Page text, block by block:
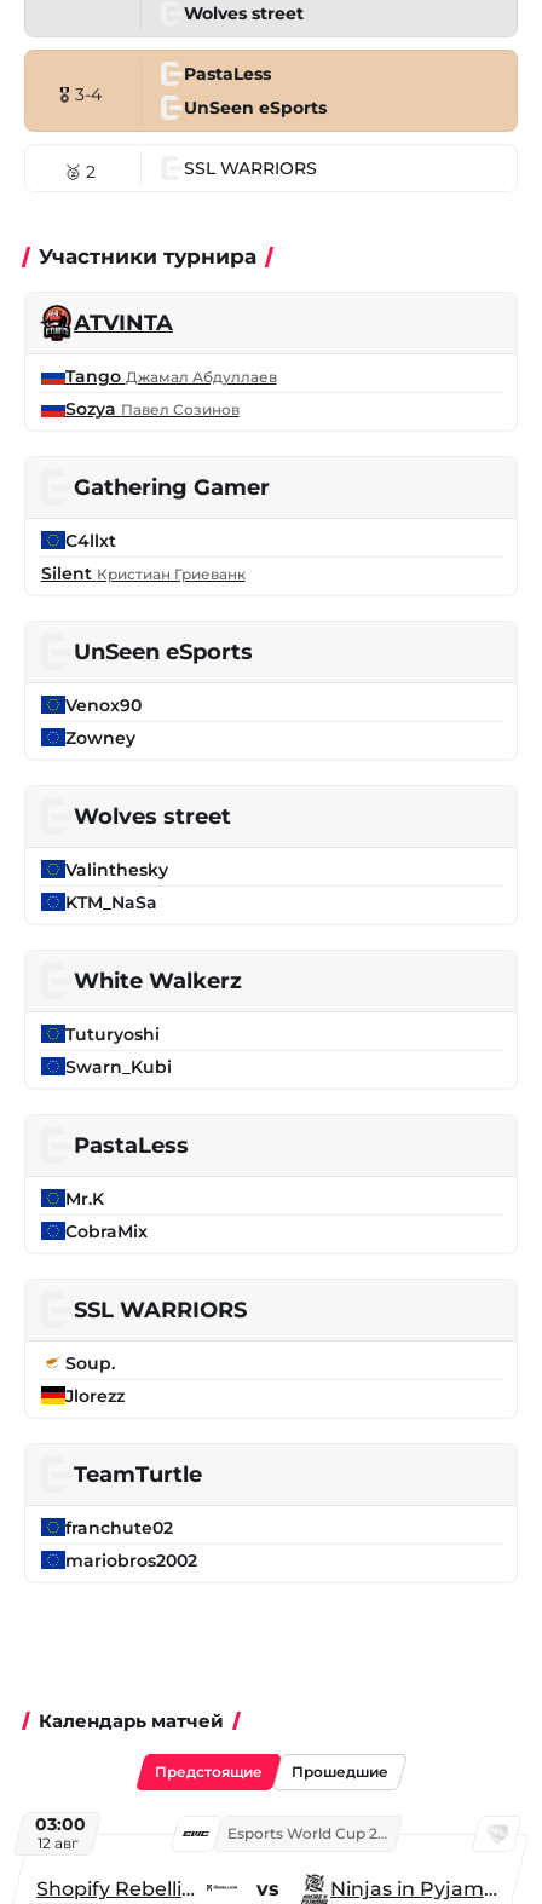
Wolves street
🎖 3-4
PastaLess
UnSeen eSports
🥈 2 SSL WARRIORS
Участники турнира
ATVINTA
Tango Джамал Абдуллаев
Sozya Павел Созинов
Gathering Gamer
C4llxt
Silent Кристиан Гриеванк
UnSeen eSports
Venox90
Zowney
Wolves street
Valinthesky
KTM_NaSa
White Walkerz
Tuturyoshi
Swarn_Kubi
PastaLess
Mr.K
CobraMix
SSL WARRIORS
Soup.
Jlorezz
TeamTurtle
franchute02
mariobros2002
Календарь матчей
Предстоящие Прошедшие
03:00
12 авг
Esports World Cup 2026
Shopify Rebellion vs Ninjas in Pyjamas